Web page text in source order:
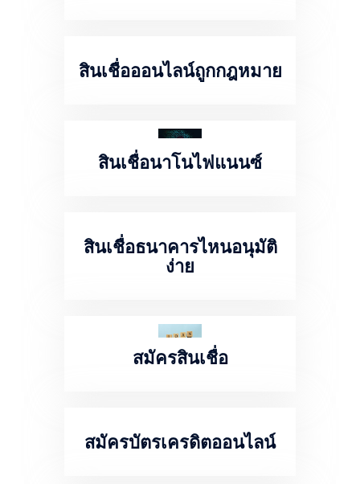
สินเชื่อออนไลน์ถูกกฎหมาย
สินเชื่อนาโนไฟแนนซ์
สินเชื่อธนาคารไหนอนุมัติ
ง่าย
สมัครสินเชื่อ
สมัครบัตรเครดิตออนไลน์